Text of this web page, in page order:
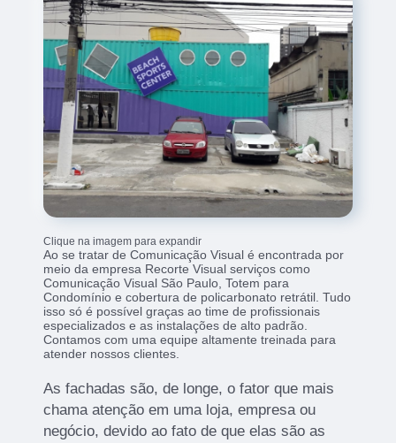
Clique na imagem para expandir
Ao se tratar de Comunicação Visual é encontrada por
meio da empresa Recorte Visual serviços como
Comunicação Visual São Paulo, Totem para
Condomínio e cobertura de policarbonato retrátil. Tudo
isso só é possível graças ao time de profissionais
especializados e as instalações de alto padrão.
Contamos com uma equipe altamente treinada para
atender nossos clientes.
As fachadas são, de longe, o fator que mais
chama atenção em uma loja, empresa ou
negócio, devido ao fato de que elas são as